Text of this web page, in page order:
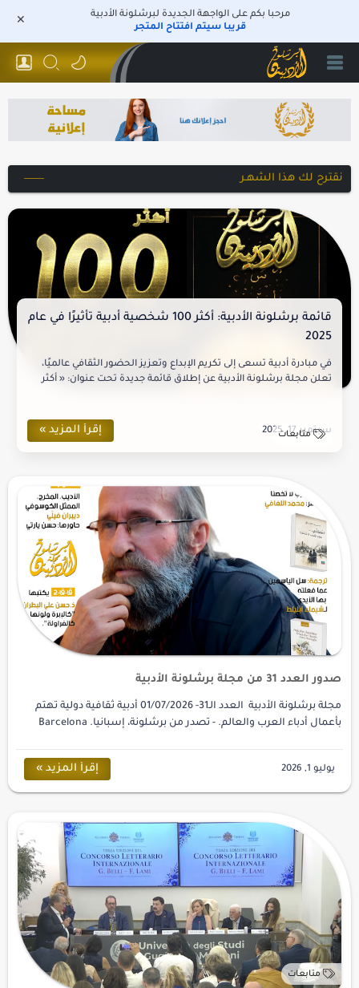
مرحبا بكم على الواجهة الجديدة لبرشلونة الأدبية
قريبا سيتم افتتاح المتجر
نقترح لك هذا الشهـر
قائمة برشلونة الأدبية: أكثر 100 شخصية أدبية تأثيرًا في عام
2025
في مبادرة أدبية تسعى إلى تكريم الإبداع وتعزيز الحضور الثقافي عالميًا،
تعلن مجلة برشلونة الأدبية عن إطلاق قائمة جديدة تحت عنوان: « أكثر
صدور العدد 31 من مجلة برشلونة الأدبية
مجلة برشلونة الأدبية العدد الـ31- 01/07/2026 أدبية ثقافية دولية تهتم
بأعمال أدباء العرب والعالم. - تصدر من برشلونة، إسبانيا. Barcelona